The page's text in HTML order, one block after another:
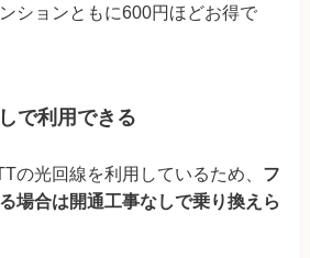
ションともに600円ほどお得で
で利用できる
の光回線を利用しているため、 フ
場合は開通工事なしで乗り換えら